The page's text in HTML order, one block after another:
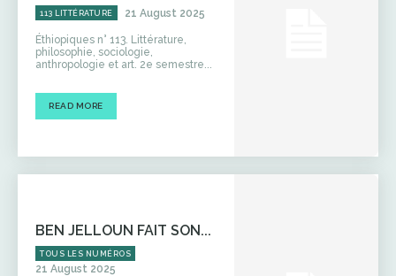
113 LITTÉRATURE 21 August 2025
Éthiopiques n° 113. Littérature,
philosophie, sociologie,
anthropologie et art. 2e semestre...
READ MORE
BEN JELLOUN FAIT SON...
TOUS LES NUMÉROS
21 August 2025